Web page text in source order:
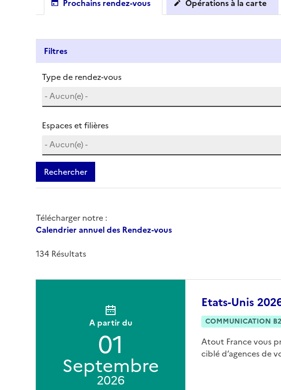
Prochains rendez-vous Opérations à la carte
Filtres
Type de rendez-vous
Espaces et filières
Rechercher
Télécharger notre :
Calendrier annuel des Rendez-vous
134 Résultats
Etats-Unis
COMMUNICATION
Atout France vous
ciblé d’agences de
A partir du
01
Septembre
2026